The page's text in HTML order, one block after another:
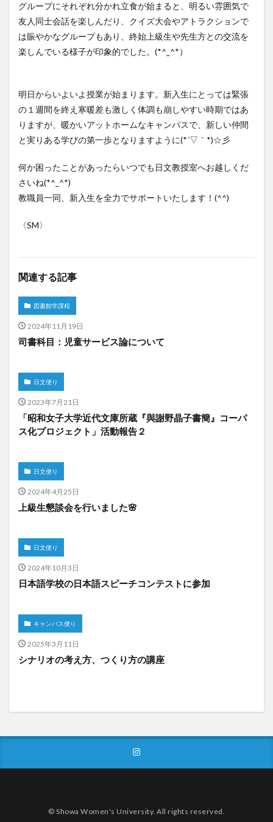
グループにそれぞれ分かれ立食が始まると、明るい雰囲気で
友人同士会話を楽しんだり、クイズ大会やアトラクションで
は賑やかなグループもあり、終始上級生や先生方との交流を
楽しんでいる様子が印象的でした。(*^_^*）
明日からいよいよ授業が始まります。新入生にとっては緊張
の１週間を終え寒暖差も激しく体調も崩しやすい時期ではあ
りますが、暖かいアットホームなキャンパスで、新しい仲間
と実りある学びの第一歩となりますように(*´▽｀*)☆彡
何か困ったことがあったらいつでも日文教授室へお越しくだ
さいね(*^_^*)
教職員一同、新入生を全力でサポートいたします！(^^)
〈SM〉
関連する記事
図書館学課程
2024年11月19日
司書科目：児童サービス論について
日文便り
2023年7月21日
「昭和女子大学近代文庫所蔵『與謝野晶子書簡』コーパ
ス化プロジェクト」活動報告２
日文便り
2024年4月25日
上級生懇談会を行いました🌸
日文便り
2024年10月3日
日本語学校の日本語スピーチコンテストに参加
キャンパス便り
2025年3月11日
シナリオの考え方、つくり方の講座
© Showa Women's University. All rights reserved.